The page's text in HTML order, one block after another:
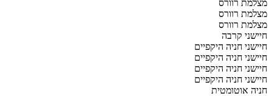
מצלמת רוורס
מצלמת רוורס
מצלמת רוורס
חיישני קרבה
חיישני חניה היקפיים
חיישני חניה היקפיים
חיישני חניה היקפיים
חיישני חניה היקפיים
חניה אוטומטית